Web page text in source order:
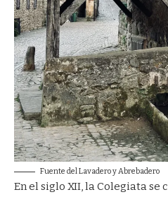
Fuente del Lavadero y Abrebadero
En el siglo XII, la Colegiata se